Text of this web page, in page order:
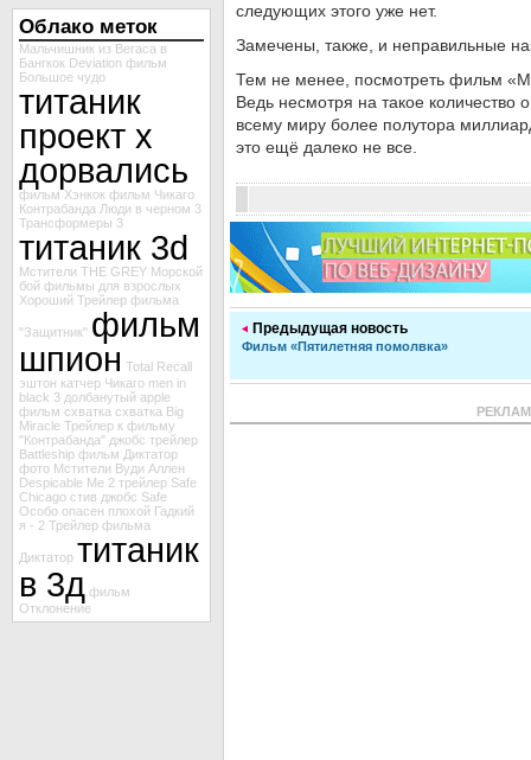
Облако меток
Мальчишник из Вегаса в
Бангкок Deviation фильм
Большое чудо
титаник
проект х
дорвались
фильм Хэнкок фильм Чикаго
Контрабанда Люди в черном 3
Трансформеры 3
титаник 3d
Мстители THE GREY Морской
бой фильмы для взрослых
Хороший Трейлер фильма
"Защитник" фильм
шпион Total Recall
эштон катчер Чикаго men in
black 3 долбанутый apple
фильм схватка схватка Big
Miracle Трейлер к фильму
"Контрабанда" джобс трейлер
Battleship фильм Диктатор
фото Мстители Вуди Аллен
Despicable Me 2 трейлер Safe
Chicago стив джобс Safe
Особо опасен плохой Гадкий
я - 2 Трейлер фильма
Диктатор титаник
в 3д фильм
Отклонение
следующих этого уже нет.
Замечены, также, и неправильные
Тем не менее, посмотреть фильм
Ведь несмотря на такое количество
всему миру более полутора
это ещё далеко не все.
Предыдущая новость
Фильм «Пятилетняя помолвка»